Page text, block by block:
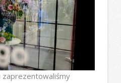
zaprezentowaliśmy